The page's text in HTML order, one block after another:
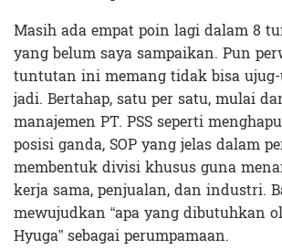
Masih ada empat poin lagi dalam 8
yang belum saya sampaikan. Pun
tuntutan ini memang tidak bisa
jadi. Bertahap, satu per satu, mulai
manajemen PT. PSS seperti
posisi ganda, SOP yang jelas dalam
membentuk divisi khusus guna
kerja sama, penjualan, dan industri.
mewujudkan “apa yang dibutuhkan
Hyuga” sebagai perumpamaan.